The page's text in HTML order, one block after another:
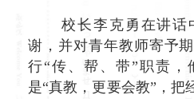
校长李克勇在讲话
谢，并对青年教师寄予
行“传、帮、带”职责，
是“真教，更要会教”，把